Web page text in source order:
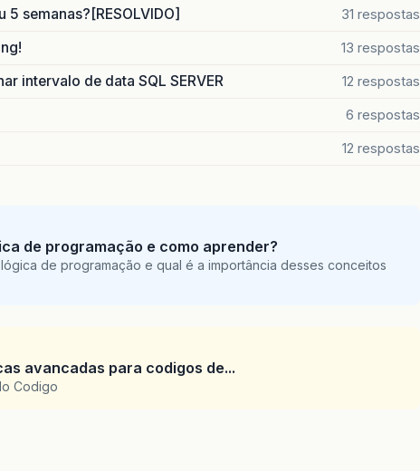
semanas?[RESOLVIDO] 31 respostas
13 respostas
intervalo de data SQL SERVER 12 respostas
6 respostas
12 respostas
de programação e como aprender?
de programação e qual é a importância desses conceitos
avancadas para codigos de...
Codigo